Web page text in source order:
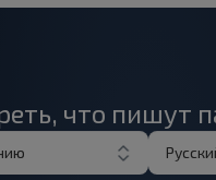
что пишут